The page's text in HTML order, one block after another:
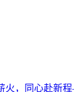
火，同心赴新